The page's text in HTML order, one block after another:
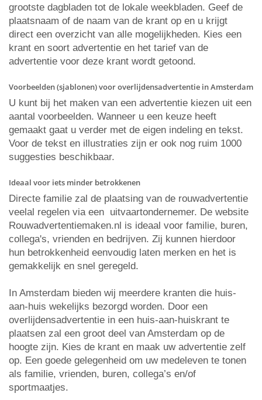
grootste dagbladen tot de lokale weekbladen. Geef de
plaatsnaam of de naam van de krant op en u krijgt
direct een overzicht van alle mogelijkheden. Kies een
krant en soort advertentie en het tarief van de
advertentie voor deze krant wordt getoond.
Voorbeelden (sjablonen) voor overlijdensadvertentie in Amsterdam
U kunt bij het maken van een advertentie kiezen uit een
aantal voorbeelden. Wanneer u een keuze heeft
gemaakt gaat u verder met de eigen indeling en tekst.
Voor de tekst en illustraties zijn er ook nog ruim 1000
suggesties beschikbaar.
Ideaal voor iets minder betrokkenen
Directe familie zal de plaatsing van de rouwadvertentie
veelal regelen via een uitvaartondernemer. De website
Rouwadvertentiemaken.nl is ideaal voor familie, buren,
collega's, vrienden en bedrijven. Zij kunnen hierdoor
hun betrokkenheid eenvoudig laten merken en het is
gemakkelijk en snel geregeld.
In Amsterdam bieden wij meerdere kranten die huis-
aan-huis wekelijks bezorgd worden. Door een
overlijdensadvertentie in een huis-aan-huiskrant te
plaatsen zal een groot deel van Amsterdam op de
hoogte zijn. Kies de krant en maak uw advertentie zelf
op. Een goede gelegenheid om uw medeleven te tonen
als familie, vrienden, buren, collega’s en/of
sportmaatjes.